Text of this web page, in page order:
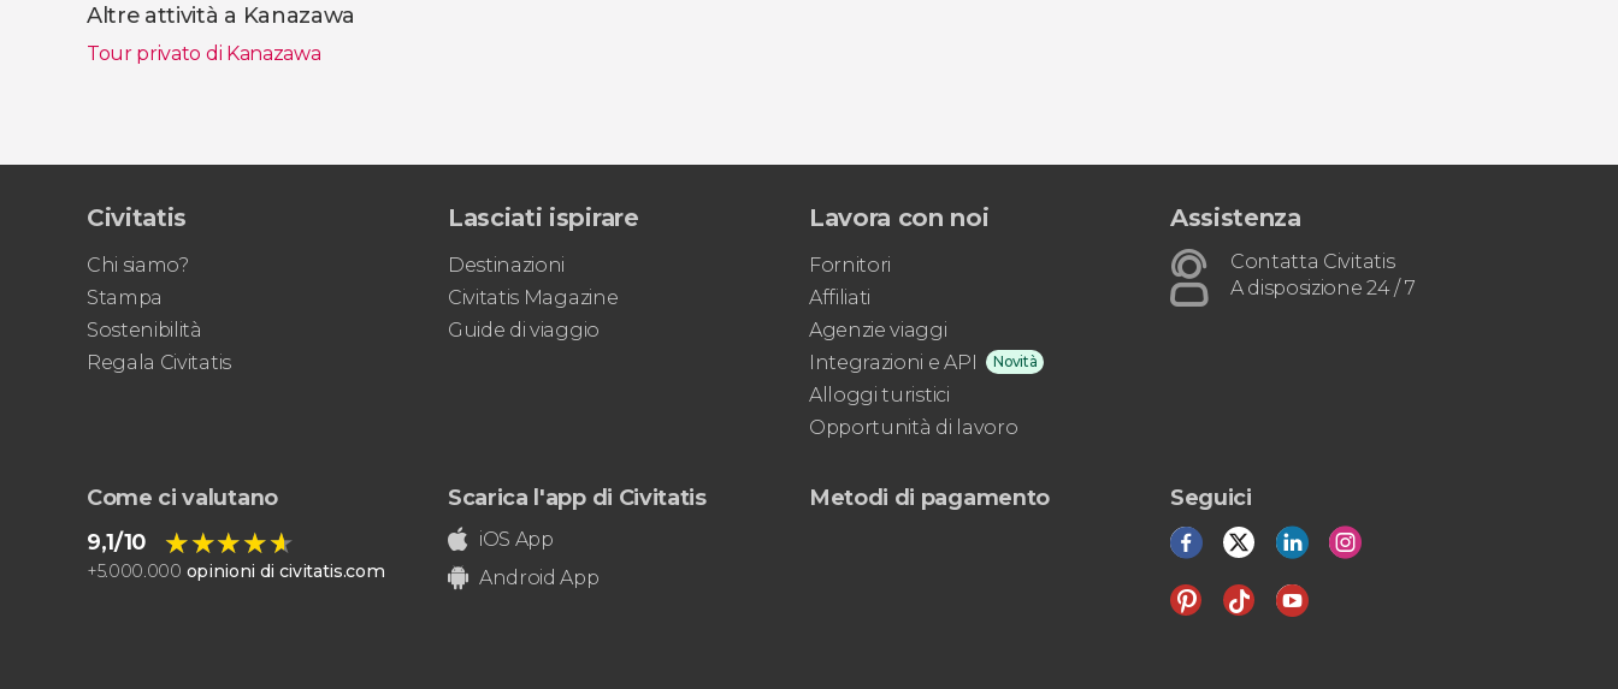
Altre attività a Kanazawa
Tour privato di Kanazawa
Civitatis
Chi siamo?
Stampa
Sostenibilità
Regala Civitatis
Lasciati ispirare
Destinazioni
Civitatis Magazine
Guide di viaggio
Lavora con noi
Fornitori
Affiliati
Agenzie viaggi
Integrazioni e API
Novità
Alloggi turistici
Opportunità di lavoro
Assistenza
Contatta Civitatis
A disposizione 24 / 7
Come ci valutano
9,1/10
★★★★★
★★★★★
+5.000.000 opinioni di civitatis.com
Scarica l'app di Civitatis
iOS App
Android App
Metodi di pagamento Seguici